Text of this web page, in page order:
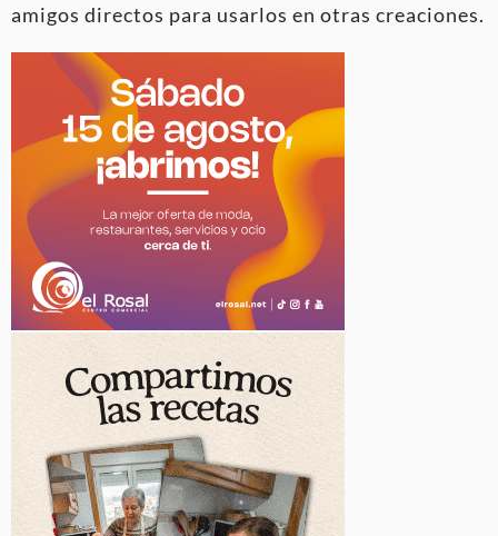
amigos directos para usarlos en otras creaciones.